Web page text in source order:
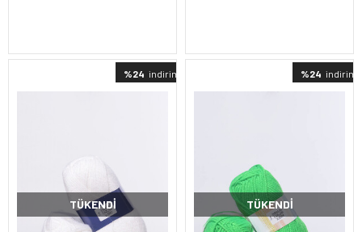
%24 indirimli
TÜKENDI
%24 indirimli
TÜKENDI